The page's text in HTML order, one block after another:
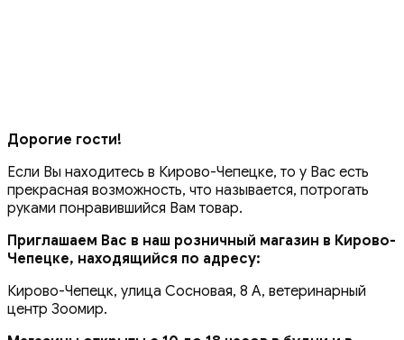
Дорогие гости!
Если Вы находитесь в Кирово-Чепецке, то у Вас есть
прекрасная возможность, что называется, потрогать
руками понравившийся Вам товар.
Приглашаем Вас в наш розничный магазин в Кирово-
Чепецке, находящийся по адресу:
Кирово-Чепецк, улица Сосновая, 8 А, ветеринарный
центр Зоомир.